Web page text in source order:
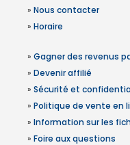
» Nous contacter
» Horaire
» Gagner des revenus
» Devenir affilié
» Sécurité et
» Politique de vente en
» Information sur les
» Foire aux questions